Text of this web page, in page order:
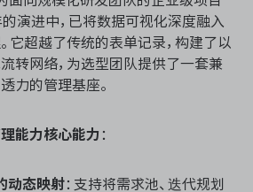
演进中，已将数据可视化深度融入
它超越了传统的表单记录，构建了以
转网络，为选型团队提供了一套兼
力的管理基座。
能力核心能力 ：
动态映射：支持将需求池、迭代规划